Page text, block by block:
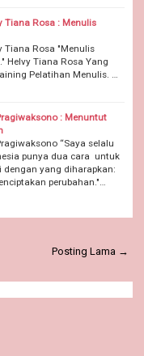
Tiana Rosa : Menulis
Tiana Rosa "Menulis
Helvy Tiana Rosa Yang
Pelatihan Menulis. …
: Menuntut
“Saya selalu
punya dua cara untuk
yang diharapkan:
perubahan."…
Posting Lama →